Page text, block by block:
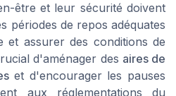
être et leur sécurité doivent
périodes de repos adéquates
et assurer des conditions de
d'aménager des aires de
et d'encourager les pauses
aux réglementations du